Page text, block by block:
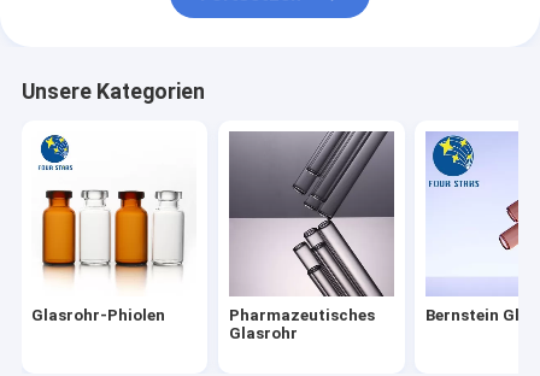
Pharmazeutische Glasphiolen
Überwurfmutter-Phiolen
Unsere Kategorien
Glasrohr-Phiolen
Pharmazeutisches
Glasrohr
Bernstein